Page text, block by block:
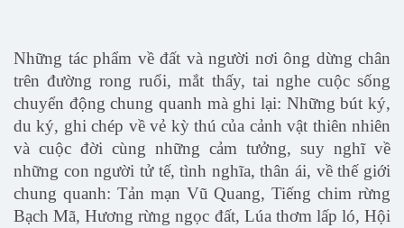
Những tác phẩm về đất và người nơi ông dừng chân
trên đường rong ruổi, mắt thấy, tai nghe cuộc sống
chuyển động chung quanh mà ghi lại: Những bút ký,
du ký, ghi chép về vẻ kỳ thú của cảnh vật thiên nhiên
và cuộc đời cùng những cảm tưởng, suy nghĩ về
những con người tử tế, tình nghĩa, thân ái, về thế giới
chung quanh: Tản mạn Vũ Quang, Tiếng chim rừng
Bạch Mã, Hương rừng ngọc đất, Lúa thơm lấp ló, Hội